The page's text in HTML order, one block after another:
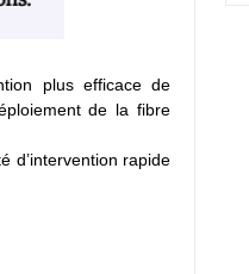
plus efficace de
de la fibre
d’intervention rapide